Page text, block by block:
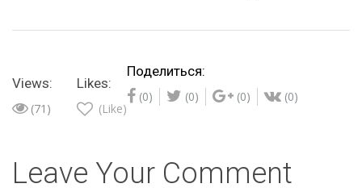
Поделиться:
(0) (0) (0) (0)
Views:
(71)
Likes:
(Like)
Leave Your Comment